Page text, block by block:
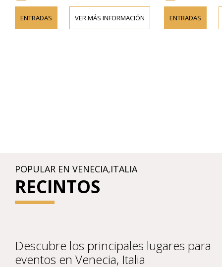
ENTRADAS VER MÁS INFORMACIÓN ENTRADAS
POPULAR EN VENECIA,ITALIA
RECINTOS
Descubre los principales lugares para
eventos en Venecia, Italia